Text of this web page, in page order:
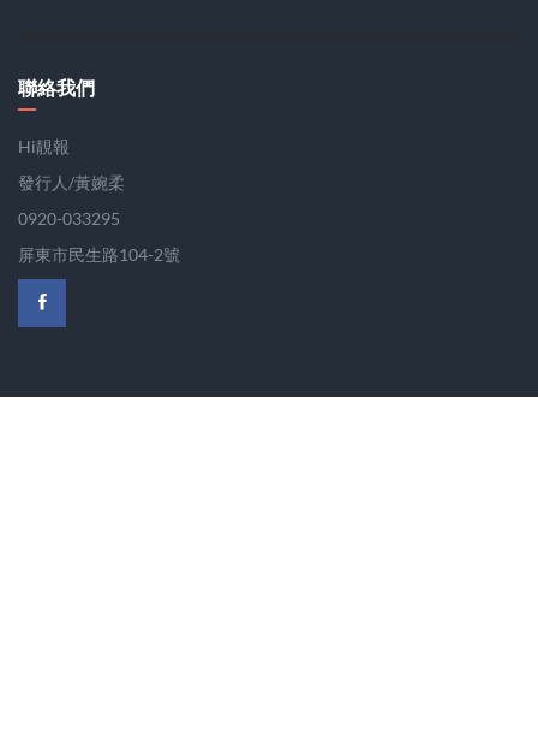
聯絡我們
Hi靚報
發行人/黃婉柔
0920-033295
屏東市民生路104-2號